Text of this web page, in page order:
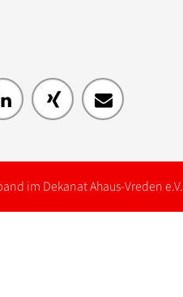
im Dekanat Ahaus-Vreden e.V.